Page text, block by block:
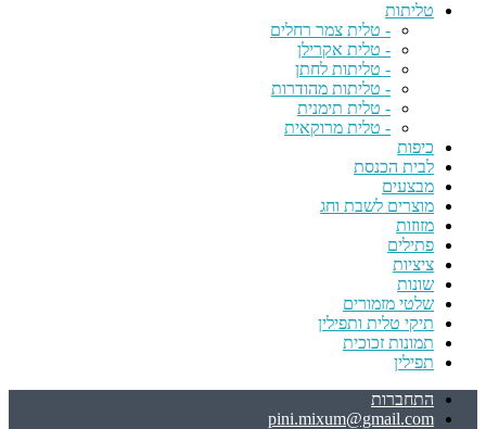
טליתות
- טלית צמר רחלים
- טלית אקרילן
- טליתות לחתן
- טליתות מהודרות
- טלית תימנית
- טלית מרוקאית
כיפות
לבית הכנסת
מבצעים
מוצרים לשבת וחג
מזוזות
פתילים
ציציות
שונות
שלטי מזמורים
תיקי טלית ותפילין
תמונות זכוכית
תפילין
התחברות
pini.mixum@gmail.com